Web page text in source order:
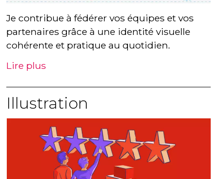
Je contribue à fédérer vos équipes et vos
partenaires grâce à une identité visuelle
cohérente et pratique au quotidien.
Lire plus
Illustration